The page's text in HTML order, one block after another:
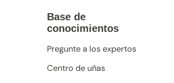
Base de
conocimientos
Pregunte a los expertos
Centro de uñas